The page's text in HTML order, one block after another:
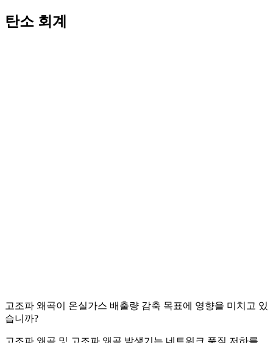
탄소 회계
고조파 왜곡이 온실가스 배출량 감축 목표에 영향을 미치고 있
습니까?
고조파 왜곡 및 고조파 왜곡 발생기는 네트워크 품질 저하를